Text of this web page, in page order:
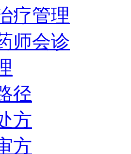
疗管理
师会诊
径
方
方